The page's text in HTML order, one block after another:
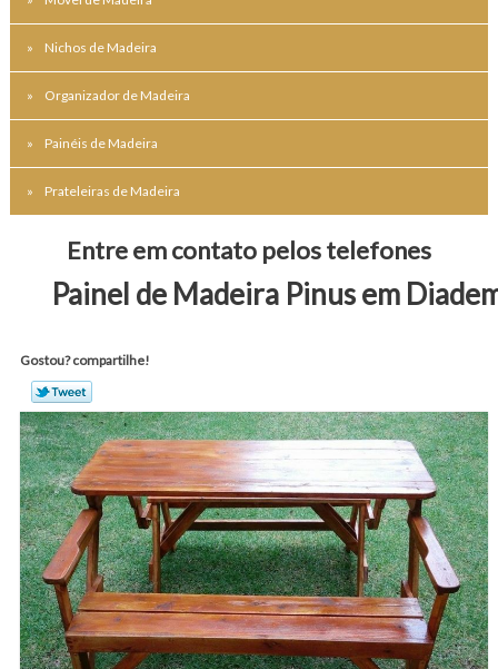
Nichos de Madeira
Organizador de Madeira
Painéis de Madeira
Prateleiras de Madeira
Entre em contato pelos telefones
Painel de Madeira Pinus em
Gostou? compartilhe!